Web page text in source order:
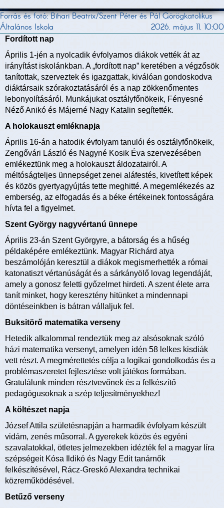
Forrás és fotó: Bihari Beatrix/Szent Péter és Pál Görögkatolikus
Általános Iskola
2026. május 11. 10:00
Fordított nap
Április 1-jén a nyolcadik évfolyamos diákok vették át az
irányítást iskolánkban. A „fordított nap” keretében a végzősök
tanítottak, szerveztek és igazgattak, kiválóan gondoskodva
diáktársaik szórakoztatásáról és a nap zökkenőmentes
lebonyolításáról. Munkájukat osztályfőnökeik, Fényesné
Néző Anikó és Májerné Nagy Katalin segítették.
A holokauszt emléknapja
Április 16-án a hatodik évfolyam tanulói és osztályfőnökeik,
Zengővári László és Nagyné Kosik Éva szervezésében
emlékeztünk meg a holokauszt áldozatairól. A
méltóságteljes ünnepséget zenei aláfestés, kivetített képek
és közös gyertyagyújtás tette meghitté. A megemlékezés az
emberség, az elfogadás és a béke értékeinek fontosságára
hívta fel a figyelmet.
Szent György nagyvértanú ünnepe
Április 23-án Szent Györgyre, a bátorság és a hűség
példaképére emlékeztünk. Magyar Richárd atya
beszámolóján keresztül a diákok megismerhették a római
katonatiszt vértanúságát és a sárkányölő lovag legendáját,
amely a gonosz feletti győzelmet hirdeti. A szent élete arra
tanít minket, hogy keresztény hitünket a mindennapi
döntéseinkben is bátran vállaljuk fel.
Buksitörő matematika verseny
Hetedik alkalommal rendeztük meg az alsósoknak szóló
házi matematika versenyt, amelyen idén 58 lelkes kisdiák
vett részt. A megmérettetés célja a logikai gondolkodás és a
problémaszeretet fejlesztése volt játékos formában.
Gratulálunk minden résztvevőnek és a felkészítő
pedagógusoknak a szép teljesítményekhez!
A költészet napja
József Attila születésnapján a harmadik évfolyam készült
vidám, zenés műsorral. A gyerekek közös és egyéni
szavalatokkal, ötletes jelmezekben idézték fel a magyar líra
szépségeit Kósa Ildikó és Nagy Edit tanárnők
felkészítésével, Rácz-Greskó Alexandra technikai
közreműködésével.
Betűző verseny